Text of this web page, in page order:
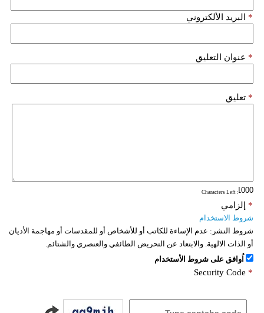
مرأة
وتكنولوجيا
البريد الألكتروني *
عنوان التعليق *
تعليق *
: Characters Left
إلزامي *
شروط الاستخدام
شروط النشر: عدم الإساءة للكاتب أو للأشخاص أو للمقدسات أو مهاجمة الأديان
أو الذات الالهية. والابتعاد عن التحريض الطائفي والعنصري والشتائم.
اُوافق على شروط الأستخدام
Security Code *